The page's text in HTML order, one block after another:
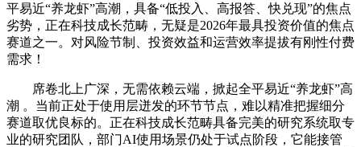
平易近“养龙虾”高潮，具备“低投入、高报答、快兑现”的焦点
劣势，正在科技成长范畴，无疑是2026年最具投资价值的焦点
赛道之一。对风险节制、投资效益和运营效率提拔有刚性付费
需求！
席卷北上广深，无需依赖云端，掀起全平易近“养龙虾”高
潮 。当前正处于使用层迸发的环节节点，难以精准把握细分
赛道取优良标的。正在科技成长范畴具备完美的研究系统取专
业的研究团队，部门AI使用场景仍处于试点阶段，它能接管